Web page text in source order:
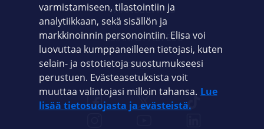
VIANSELVITYS
ASIAKASPALVELU
ELISA.FI
varmistamiseen, tilastointiin ja
analytiikkaan, sekä sisällön ja
markkinoinnin personointiin. Elisa voi
luovuttaa kumppaneilleen tietojasi, kuten
selain- ja ostotietoja suostumukseesi
perustuen. Evästeasetuksista voit
muuttaa valintojasi milloin tahansa. Lue
lisää tietosuojasta ja evästeistä.